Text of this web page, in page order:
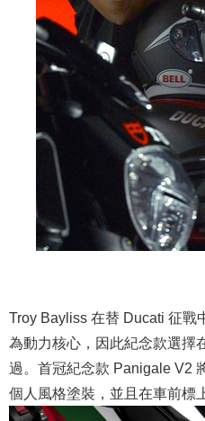
Troy Bayliss 在替 Ducati 征戰
為動力核心，因此紀念款選擇
過。首冠紀念款 Panigale V2
個人風格塗裝，並且在車前標